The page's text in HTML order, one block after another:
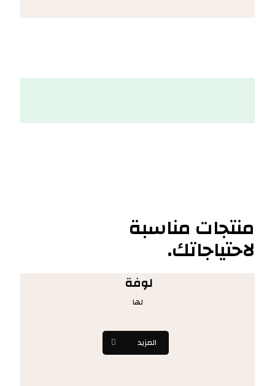
منتجات مناسبة
لاحتياجاتك.
لوفة
لها
المزيد